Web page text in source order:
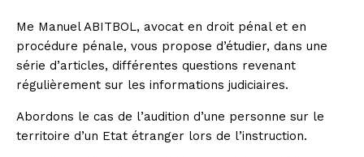
Me Manuel ABITBOL, avocat en droit pénal et en
procédure pénale, vous propose d’étudier, dans une
série d’articles, différentes questions revenant
régulièrement sur les informations judiciaires.
Abordons le cas de l’audition d’une personne sur le
territoire d’un Etat étranger lors de l’instruction.